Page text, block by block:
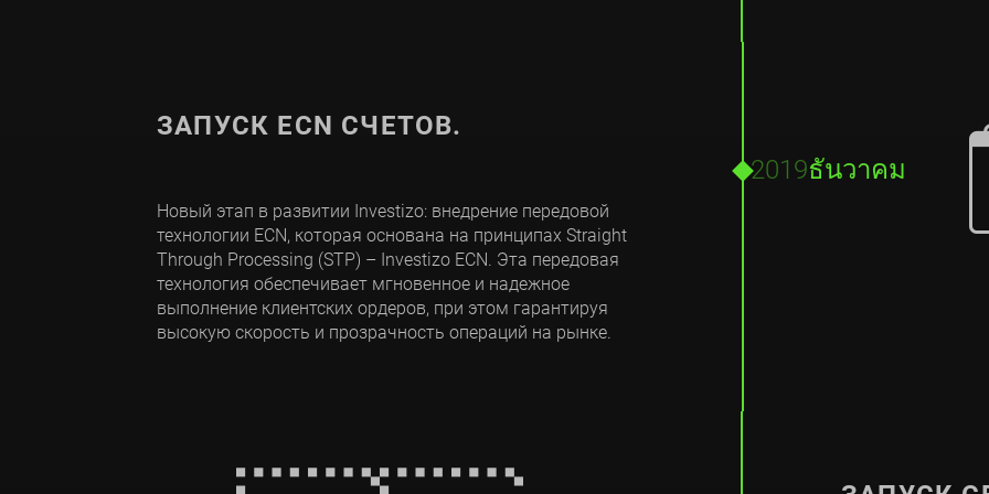
ЗАПУСК ECN СЧЕТОВ.
Новый этап в развитии Investizo: внедрение передовой
технологии ECN, которая основана на принципах Straight
Through Processing (STP) – Investizo ECN. Эта передовая
технология обеспечивает мгновенное и надежное
выполнение клиентских ордеров, при этом гарантируя
высокую скорость и прозрачность операций на рынке.
ธันวาคม
2019